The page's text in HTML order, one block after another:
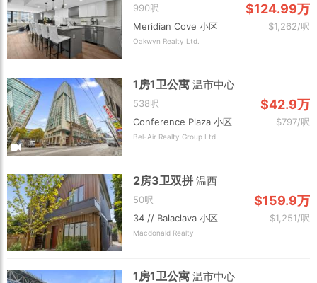
990呎 $124.99万
Meridian Cove 小区 $1,262/呎
Oakwyn Realty Ltd.
1房1卫公寓温市中心
538呎 $42.9万
Conference Plaza 小区 $797/呎
Bel-Air Realty Group Ltd.
2房3卫双拼温西
50呎 $159.9万
34 // Balaclava 小区 $1,251/呎
Macdonald Realty
1房1卫公寓温市中心